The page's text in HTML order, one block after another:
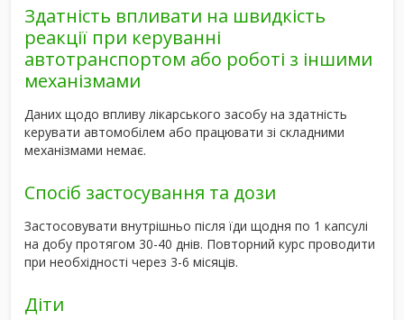
Здатність впливати на швидкість
реакції при керуванні
автотранспортом або роботі з іншими
механізмами
Даних щодо впливу лікарського засобу на здатність
керувати автомобілем або працювати зі складними
механізмами немає.
Спосіб застосування та дози
Застосовувати внутрішньо після їди щодня по 1 капсулі
на добу протягом 30-40 днів. Повторний курс проводити
при необхідності через 3-6 місяців.
Діти